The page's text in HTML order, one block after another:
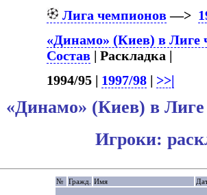
Лига чемпионов—>
«Динамо» (Киев) в Лиге
Состав | Раскладка |
1994/95 | 1997/98 | >>|
«Динамо» (Киев) в
Игроки:
№ Гражд. Имя